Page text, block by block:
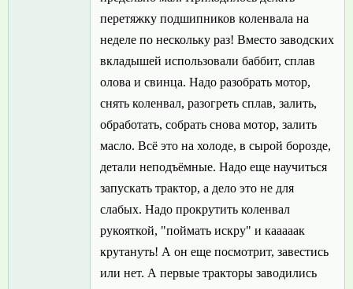
перетяжку подшипников коленвала на
неделе по нескольку раз! Вместо заводских
вкладышей использовали баббит, сплав
олова и свинца. Надо разобрать мотор,
снять коленвал, разогреть сплав, залить,
обработать, собрать снова мотор, залить
масло. Всё это на холоде, в сырой борозде,
детали неподъёмные. Надо еще научиться
запускать трактор, а дело это не для
слабых. Надо прокрутить коленвал
рукояткой, "поймать искру" и кааааак
крутануть! А он еще посмотрит, завестись
или нет. А первые тракторы заводились